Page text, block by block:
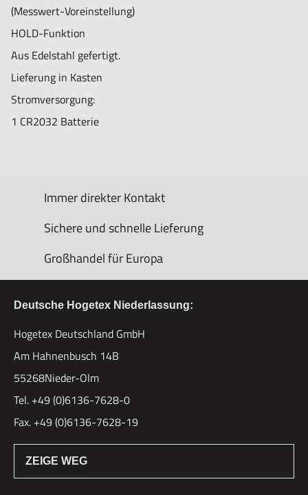
(Messwert-Voreinstellung)
HOLD-Funktion
Aus Edelstahl gefertigt.
Lieferung in Kasten
Stromversorgung:
1 CR2032 Batterie
Immer direkter Kontakt
Sichere und schnelle Lieferung
Großhandel für Europa
Deutsche Hogetex Niederlassung:
Hogetex Deutschland GmbH
Am Hahnenbusch 14B
55268Nieder-Olm
Tel. +49 (0)6136-7628-0
Fax. +49 (0)6136-7628-19
ZEIGE WEG